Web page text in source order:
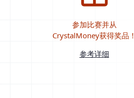
参加比赛并从
CrystalMoney获得奖品！
参考详细